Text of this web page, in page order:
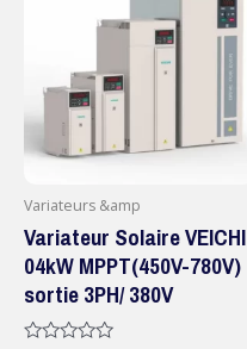
Variateurs &amp
Variateur Solaire VEICHI
04kW MPPT(450V-780V)
sortie 3PH/ 380V